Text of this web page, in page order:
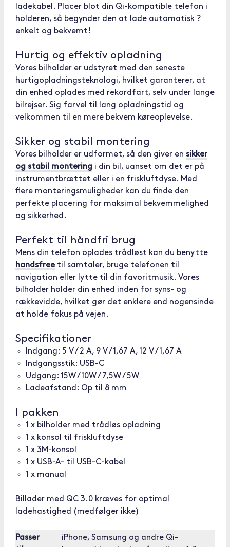
ladekabel. Placer blot din Qi-kompatible telefon i
holderen, så begynder den at lade automatisk ?
enkelt og bekvemt!
Hurtig og effektiv opladning
Vores bilholder er udstyret med den seneste
hurtigopladningsteknologi, hvilket garanterer, at
din enhed oplades med rekordfart, selv under lange
bilrejser. Sig farvel til lang opladningstid og
velkommen til en mere bekvem køreoplevelse.
Sikker og stabil montering
Vores bilholder er udformet, så den giver en sikker
og stabil montering i din bil, uanset om det er på
instrumentbrættet eller i en friskluftdyse. Med
flere monteringsmuligheder kan du finde den
perfekte placering for maksimal bekvemmelighed
og sikkerhed.
Perfekt til håndfri brug
Mens din telefon oplades trådløst kan du benytte
handsfreetil samtaler, bruge telefonen til
navigation eller lytte til din favoritmusik. Vores
bilholder holder din enhed inden for syns- og
rækkevidde, hvilket gør det enklere end nogensinde
at holde fokus på vejen.
Specifikationer
Indgang: 5 V / 2 A, 9 V / 1,67 A, 12 V / 1,67 A
Indgangsstik: USB-C
Udgang: 15W / 10W / 7,5W / 5W
Ladeafstand: Op til 8 mm
I pakken
1 x bilholder med trådløs opladning
1 x konsol til friskluftdyse
1 x 3M-konsol
1 x USB-A- til USB-C-kabel
1 x manual
Billader med QC 3.0 kræves for optimal
ladehastighed (medfølger ikke)
Passer
iPhone, Samsung og andre Qi-